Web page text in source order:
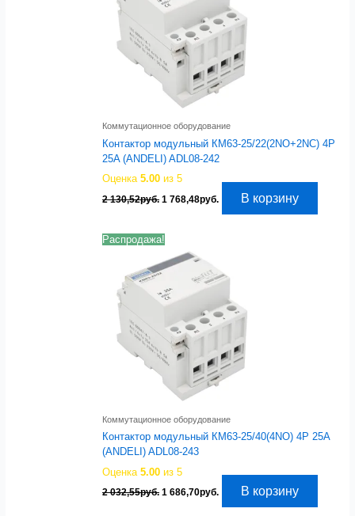
Коммутационное оборудование
Контактор модульный КМ63-25/22(2NO+2NC) 4P
25A (ANDELI) ADL08-242
Оценка5.00 из 5
2 130,52руб. Первоначальная
2
130,52руб..
1 768,48руб. ТекущаяВ корзину
Распродажа!
Коммутационное оборудование
Контактор модульный КМ63-25/40(4NO) 4P 25A
(ANDELI) ADL08-243
Оценка5.00 из 5
2 032,55руб. Первоначальная
1 686,70руб. ТекущаяВ корзину